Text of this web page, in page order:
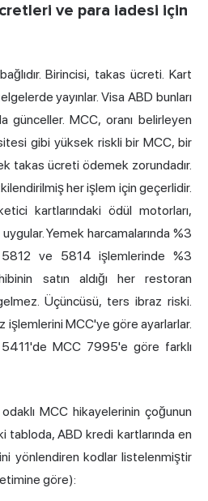
ve para iadesi için
Birincisi, takas ücreti. Kart
yayınlar. Visa ABD bunları
günceller. MCC, oranı belirleyen
gibi yüksek riskli bir MCC, bir
takas ücreti ödemek zorundadır.
her işlem için geçerlidir.
kartlarındaki ödül motorları,
Yemek harcamalarında %3
ve 5814 işlemlerinde %3
satın aldığı her restoran
Üçüncüsü, ters ibraz riski.
işlemlerini MCC'ye göre ayarlarlar.
MCC 7995'e göre farklı
MCC hikayelerinin çoğunun
tabloda, ABD kredi kartlarında en
yönlendiren kodlar listelenmiştir
göre):